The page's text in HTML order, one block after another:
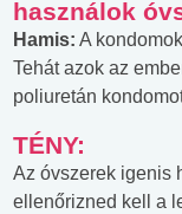
használok
Hamis: A
Tehát azok az
poliuretán
TÉNY:
Az óvszerek igenis
ellenőrizned kell a